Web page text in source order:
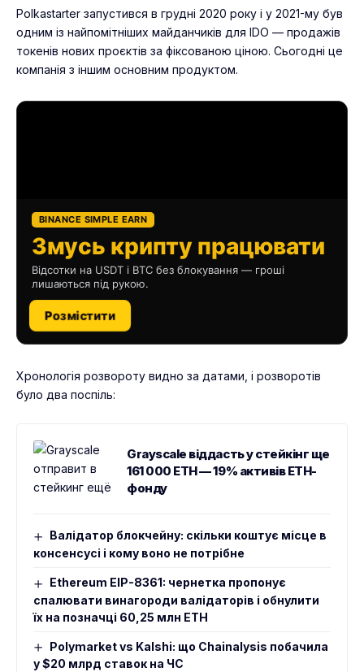
Polkastarter запустився в грудні 2020 року і у 2021-му був
одним із найпомітніших майданчиків для IDO — продажів
токенів нових проєктів за фіксованою ціною. Сьогодні це
компанія з іншим основним продуктом.
BINANCE SIMPLE EARN
Змусь крипту працювати
Відсотки на USDT і BTC без блокування — гроші
лишаються під рукою.
Розмістити
Хронологія розвороту видно за датами, і розворотів
було два поспіль:
Grayscale віддасть у стейкінг ще
161 000 ETH — 19% активів ETH-
фонду
Валідатор блокчейну: скільки коштує місце в
консенсусі і кому воно не потрібне
Ethereum EIP-8361: чернетка пропонує
спалювати винагороди валідаторів і обнулити
їх на позначці 60,25 млн ETH
Polymarket vs Kalshi: що Chainalysis побачила
у $20 млрд ставок на ЧС